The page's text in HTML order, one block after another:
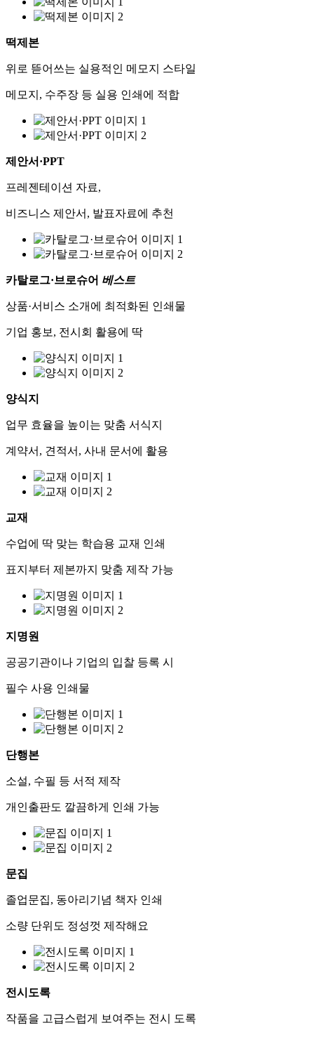
떡제본
위로 뜯어쓰는 실용적인 메모지 스타일
메모지, 수주장 등 실용 인쇄에 적합
제안서·PPT
프레젠테이션 자료,
비즈니스 제안서, 발표자료에 추천
카탈로그·브로슈어 베스트
상품·서비스 소개에 최적화된 인쇄물
기업 홍보, 전시회 활용에 딱
양식지
업무 효율을 높이는 맞춤 서식지
계약서, 견적서, 사내 문서에 활용
교재
수업에 딱 맞는 학습용 교재 인쇄
표지부터 제본까지 맞춤 제작 가능
지명원
공공기관이나 기업의 입찰 등록 시
필수 사용 인쇄물
단행본
소설, 수필 등 서적 제작
개인출판도 깔끔하게 인쇄 가능
문집
졸업문집, 동아리기념 책자 인쇄
소량 단위도 정성껏 제작해요
전시도록
작품을 고급스럽게 보여주는 전시 도록